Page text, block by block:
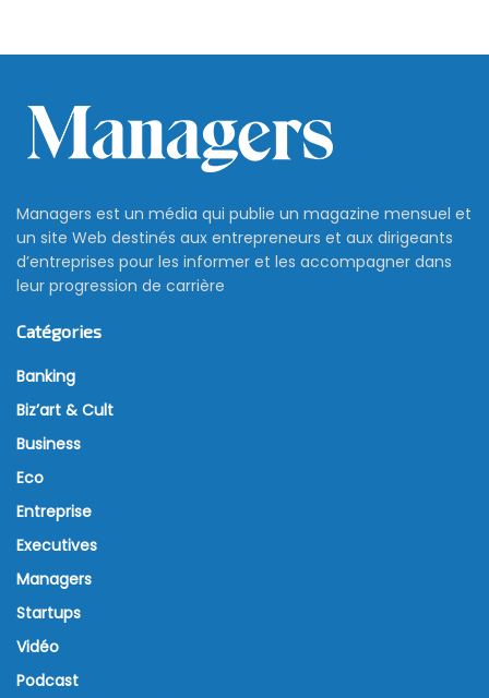
Managers est un média qui publie un magazine mensuel et
un site Web destinés aux entrepreneurs et aux dirigeants
d’entreprises pour les informer et les accompagner dans
leur progression de carrière
Catégories
Banking
Biz’art & Cult
Business
Eco
Entreprise
Executives
Managers
Startups
Vidéo
Podcast